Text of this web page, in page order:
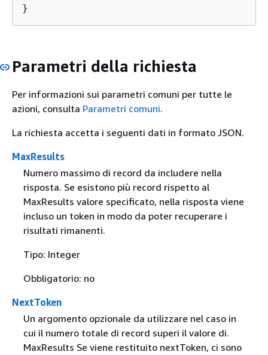
}
Parametri della richiesta
Per informazioni sui parametri comuni per tutte le
azioni, consulta Parametri comuni.
La richiesta accetta i seguenti dati in formato JSON.
MaxResults
Numero massimo di record da includere nella
risposta. Se esistono più record rispetto al
MaxResults valore specificato, nella risposta viene
incluso un token in modo da poter recuperare i
risultati rimanenti.
Tipo: Integer
Obbligatorio: no
NextToken
Un argomento opzionale da utilizzare nel caso in
cui il numero totale di record superi il valore di.
MaxResults Se viene restituito nextToken, ci sono